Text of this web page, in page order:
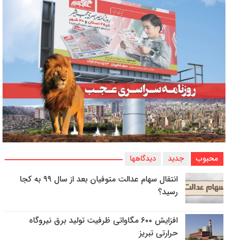
محبوب جدید دیدگاهها
انتقال سهام عدالت متوفیان بعد از سال ۹۹ به کجا
رسید؟
افزایش ۶۰۰ مگاواتی ظرفیت تولید برق نیروگاه
حرارتی تبریز